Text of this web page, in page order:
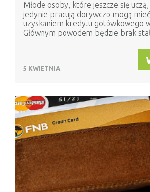
Młode osoby, które jeszcze się
jedynie pracują dorywczo mogą
uzyskaniem kredytu gotówkowego
Głównym powodem będzie brak
5 KWIETNIA